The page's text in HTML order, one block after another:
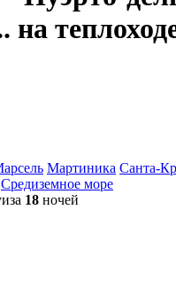
Мартиника Санта-
Средиземное море
18 ночей